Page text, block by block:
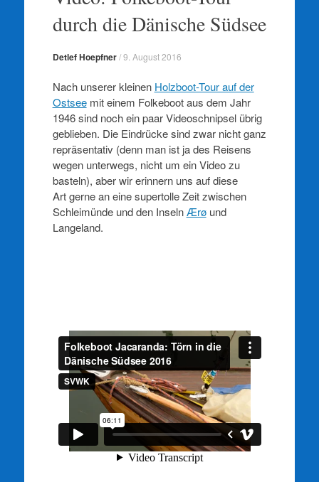
durch die Dänische Südsee
Detlef Hoepfner/9. August 2016
Nach unserer kleinen Holzboot-Tour auf der
Ostseemit einem Folkeboot aus dem Jahr
1946 sind noch ein paar Videoschnipsel übrig
geblieben. Die Eindrücke sind zwar nicht ganz
repräsentativ (denn man ist ja des Reisens
wegen unterwegs, nicht um ein Video zu
basteln), aber wir erinnern uns auf diese
Art gerne an eine supertolle Zeit zwischen
Schleimünde und den InselnÆrøund
Langeland.